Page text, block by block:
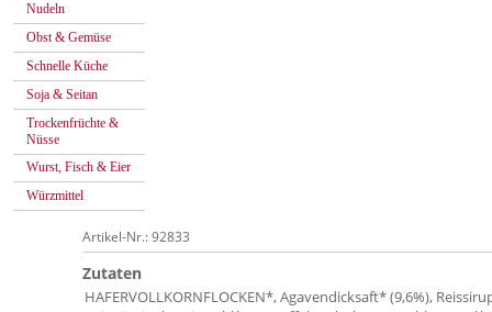
Nudeln
Obst & Gemüse
Schnelle Küche
Soja & Seitan
Trockenfrüchte &
Nüsse
Wurst, Fisch & Eier
Würzmittel
Artikel-Nr.: 92833
Zutaten
HAFERVOLLKORNFLOCKEN*, Agavendicksaft* (9,6%),